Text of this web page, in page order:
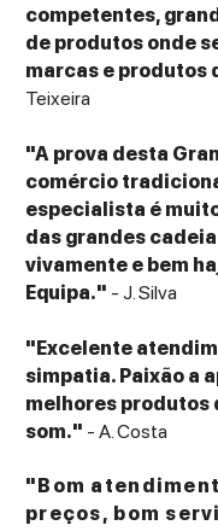
competentes,
de produtos onde
marcas e produtos
Teixeira
"A prova desta
comércio
especialista é
das grandes
vivamente e bem
Equipa." - J. Silva
"Excelente
simpatia. Paixão a
melhores produtos
som." - A. Costa
"Bom
preços, bom